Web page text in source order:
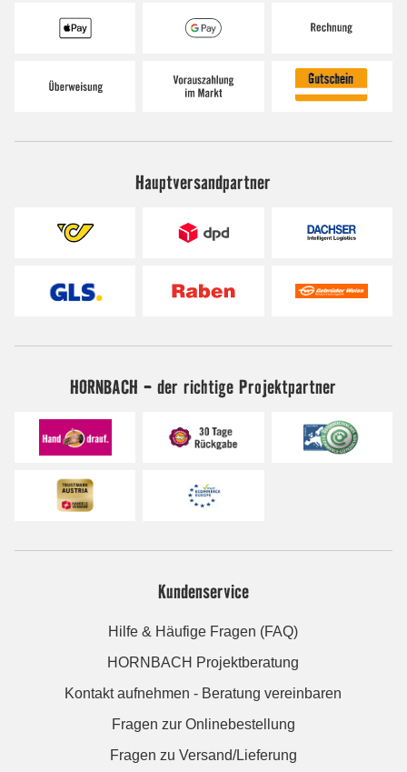
Hauptversandpartner
HORNBACH - der richtige Projektpartner
Kundenservice
Hilfe & Häufige Fragen (FAQ)
HORNBACH Projektberatung
Kontakt aufnehmen - Beratung vereinbaren
Fragen zur Onlinebestellung
Fragen zu Versand/Lieferung